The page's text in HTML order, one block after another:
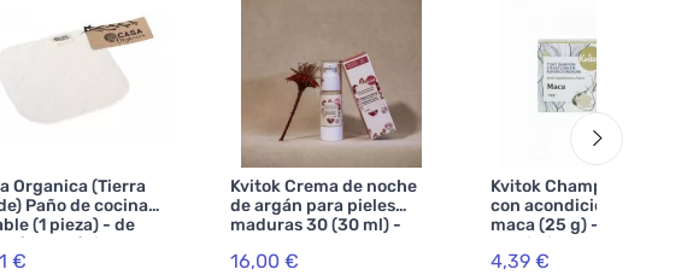
Organica (Tierra
Paño de cocina
(1 pieza) - de
ecológico y
€
Kvitok Crema de noche
de argán para pieles
maduras 30 (30 ml) -
envejecimiento de la piel
16,00 €
Kvitok Champú sólido
con acondicionador de
maca (25 g) - estimula el
crecimiento del cabello
4,39 €